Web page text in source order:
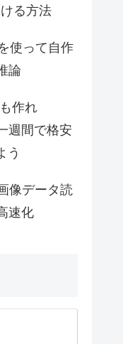
る方法
使って自作
論
作れ
週間で格安
う
像データ読
速化